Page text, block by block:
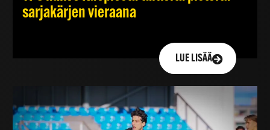
sarjakärjen vieraana
LUE LISÄÄ